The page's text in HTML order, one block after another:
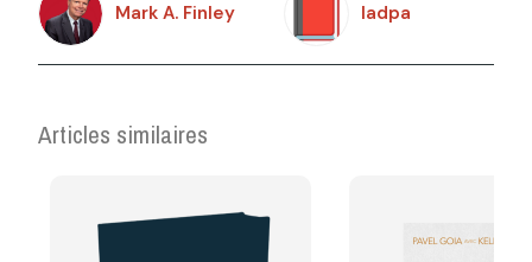
Mark A. Finley Iadpa
Articles similaires